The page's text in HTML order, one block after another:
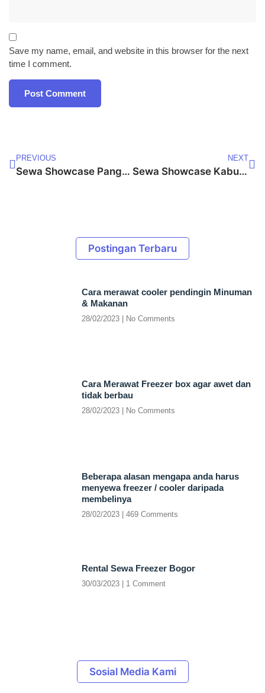
Save my name, email, and website in this browser for the next
time I comment.
PREVIOUS
Sewa Showcase Pangandaran
NEXT
Sewa Showcase Kabupaten Subang
Postingan Terbaru
Cara merawat cooler pendingin Minuman
& Makanan
28/02/2023 No Comments
Cara Merawat Freezer box agar awet dan
tidak berbau
28/02/2023 No Comments
Beberapa alasan mengapa anda harus
menyewa freezer / cooler daripada
membelinya
28/02/2023 469 Comments
Rental Sewa Freezer Bogor
30/03/2023 1 Comment
Sosial Media Kami